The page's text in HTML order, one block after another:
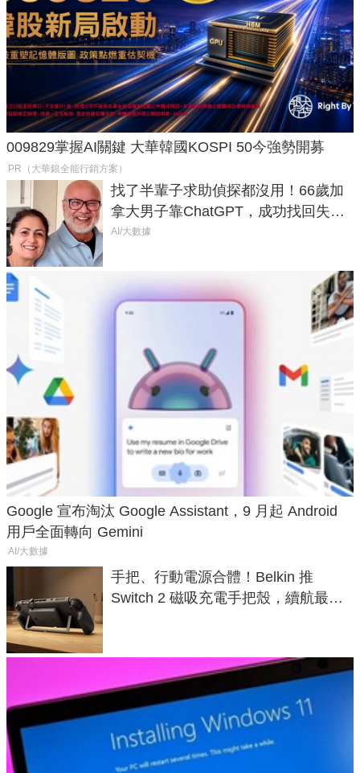
009829掌握AI關鍵 大華韓國KOSPI 50今強勢開募
PR（大華銀全能行銷方案）
找了半輩子求助偵探都沒用！66歲加
拿大男子靠ChatGPT，成功找回失散
50年家人
AI/大數據
Google 宣布淘汰 Google Assistant，9 月起 Android
用戶全面轉向 Gemini
AI/大數據
手把、行動電源合體！Belkin 推
Switch 2 磁吸充電手把殼，續航最高